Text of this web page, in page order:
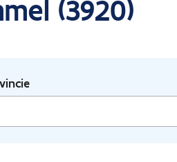
(3920)